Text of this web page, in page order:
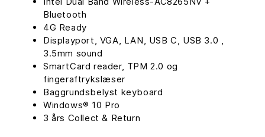
Bluetooth
4G Ready
Displayport, VGA, LAN, USB C, USB 3.0 ,
3.5mm sound
SmartCard reader, TPM 2.0 og
fingeraftrykslæser
Baggrundsbelyst keyboard
Windows® 10 Pro
3 års Collect & Return